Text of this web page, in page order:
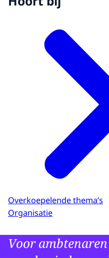
Overkoepelende thema’s
Organisatie
Voor